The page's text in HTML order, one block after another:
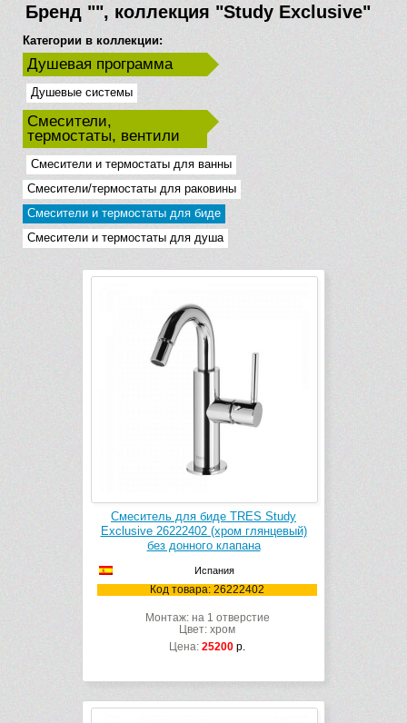
Бренд "", коллекция "Study Exclusive"
Категории в коллекции:
Душевая программа
Душевые системы
Смесители,
термостаты, вентили
Смесители и термостаты для ванны
Смесители/термостаты для раковины
Смесители и термостаты для биде
Смесители и термостаты для душа
Смеситель для биде TRES Study
Exclusive 26222402 (хром глянцевый)
без донного клапана
Испания
Код товара: 26222402
Монтаж: на 1 отверстие
Цвет: хром
Цена: 25200 р.